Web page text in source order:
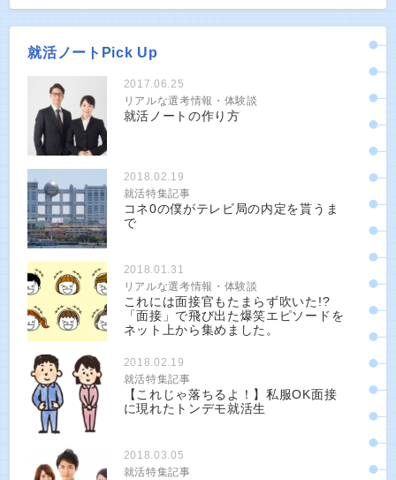
就活ノートPick Up
2017.06.25
リアルな選考情報・体験談
就活ノートの作り方
2018.02.19
就活特集記事
コネ0の僕がテレビ局の内定を貰うま
で
2018.01.31
リアルな選考情報・体験談
これには面接官もたまらず吹いた!?
「面接」で飛び出た爆笑エピソードを
ネット上から集めました。
2018.02.19
就活特集記事
【これじゃ落ちるよ！】私服OK面接
に現れたトンデモ就活生
2018.03.05
就活特集記事